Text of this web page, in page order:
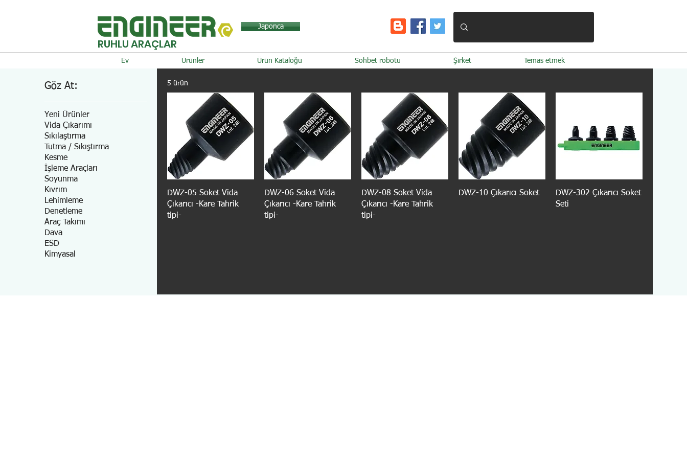
Japonca
RUHLU ARAÇLAR
Ev Ürünler Ürün Kataloğu Sohbet robotu Şirket Temas etmek
Göz At:
Yeni Ürünler
Vida Çıkarımı
Sıkılaştırma
Tutma / Sıkıştırma
Kesme
İşleme Araçları
Soyunma
Kıvrım
Lehimleme
Denetleme
Araç Takımı
Dava
ESD
Kimyasal
5 ürün
DWZ-05 Soket Vida
Çıkarıcı -Kare Tahrik
tipi-
DWZ-06 Soket Vida
Çıkarıcı -Kare Tahrik
tipi-
DWZ-08 Soket Vida
Çıkarıcı -Kare Tahrik
tipi-
DWZ-10 Çıkarıcı Soket
DWZ-302 Çıkarıcı Soket
Seti